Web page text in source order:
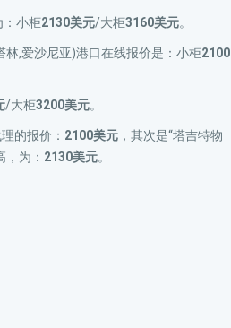
小柜2130美元/大柜3160美元。
,爱沙尼亚)港口在线报价是：小柜2100
/大柜3200美元。
的报价： 2100美元，其次是“塔吉特物
，为： 2130美元。